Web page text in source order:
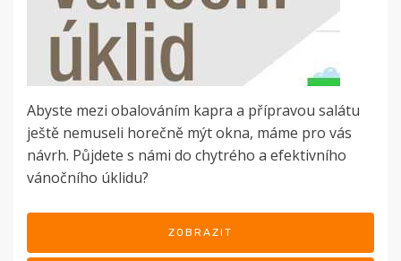
Abyste mezi obalováním kapra a přípravou salátu
ještě nemuseli horečně mýt okna, máme pro vás
návrh. Půjdete s námi do chytrého a efektivního
vánočního úklidu?
ZOBRAZIT